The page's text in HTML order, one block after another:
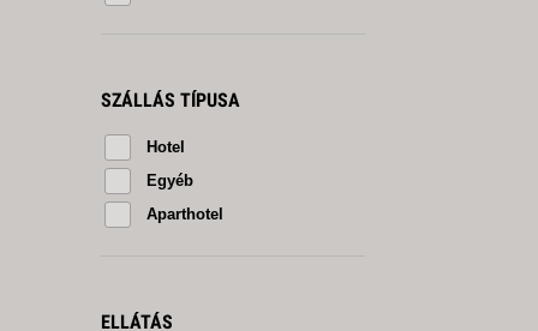
SZÁLLÁS TÍPUSA
Hotel
Egyéb
Aparthotel
ELLÁTÁS